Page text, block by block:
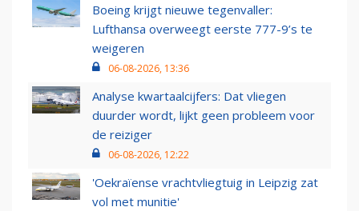
Boeing krijgt nieuwe tegenvaller:
Lufthansa overweegt eerste 777-9’s te
weigeren
06-08-2026, 13:36
Analyse kwartaalcijfers: Dat vliegen
duurder wordt, lijkt geen probleem voor
de reiziger
06-08-2026, 12:22
'Oekraïense vrachtvliegtuig in Leipzig zat
vol met munitie'